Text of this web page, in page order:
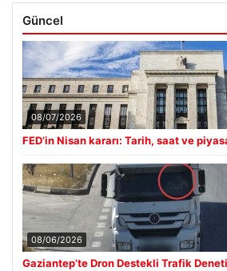
Güncel
08/07/2026
FED’in Nisan kararı: Tarih, saat ve
08/06/2026
Gaziantep’te Dron Destekli Trafik